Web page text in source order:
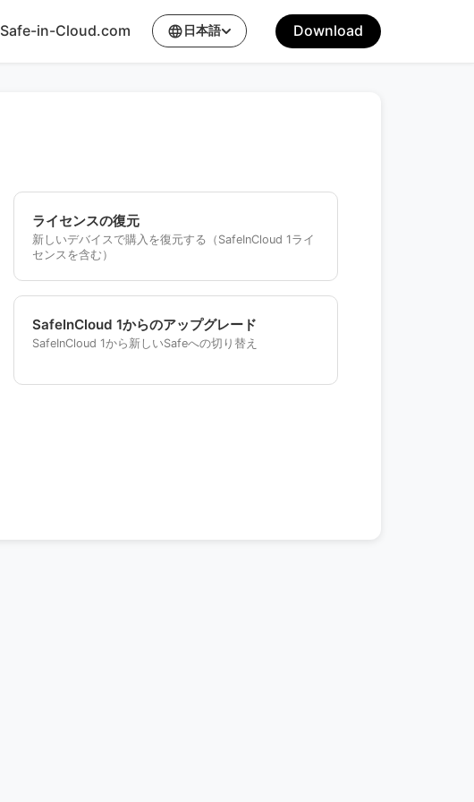
Safe-in-Cloud.com language日本語 Download
ライセンスの復元
新しいデバイスで購入を復元する（SafeInCloud 1ライ
センスを含む）
SafeInCloud 1からのアップグレード
SafeInCloud 1から新しいSafeへの切り替え